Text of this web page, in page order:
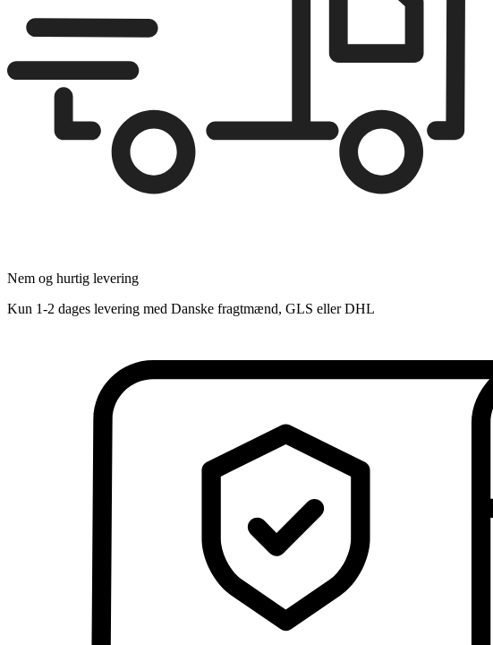
Nem og hurtig levering
Kun 1-2 dages levering med Danske fragtmænd, GLS eller DHL